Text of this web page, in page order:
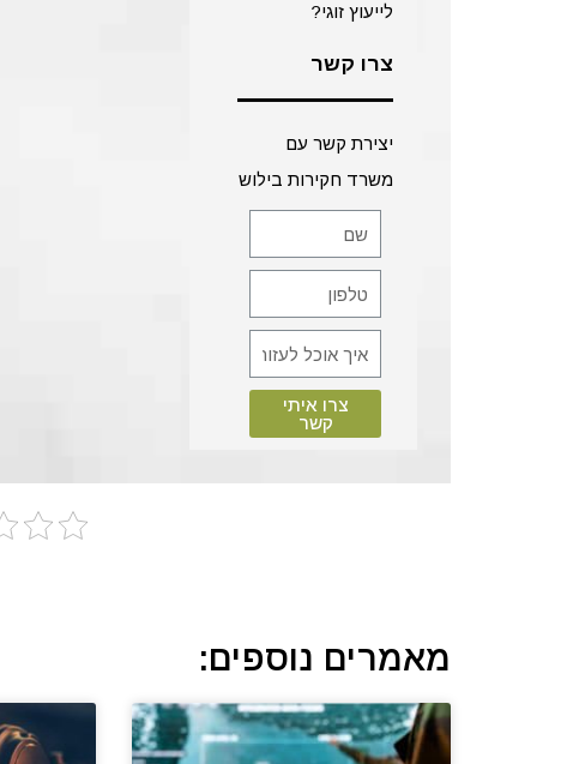
לייעוץ זוגי?
צרו קשר
יצירת קשר עם
משרד חקירות בילוש
צרו איתי
קשר
מאמרים נוספים: